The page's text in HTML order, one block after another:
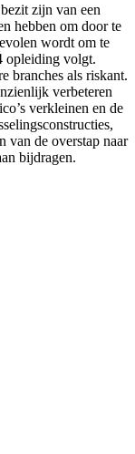
zijn van een
hebben om door te
wordt om te
opleiding volgt.
branches als riskant.
verbeteren
verkleinen en de
van de overstap naar
bijdragen.